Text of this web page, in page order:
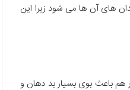
تتراسایکلین برای کودکان زیر 10 سال مضر بوده و سبب زرد شدن دندان های آن ها می شود زیرا این
هم باعث بوی بسیار بد دهان و